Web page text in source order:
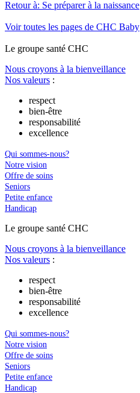
Retour à: Se préparer à la naissance
Voir toutes les pages de CHC Baby
Le groupe santé CHC
Nous croyons à la bienveillance
Nos valeurs :
respect
bien-être
responsabilité
excellence
Qui sommes-nous?
Notre vision
Offre de soins
Seniors
Petite enfance
Handicap
Le groupe santé CHC
Nous croyons à la bienveillance
Nos valeurs :
respect
bien-être
responsabilité
excellence
Qui sommes-nous?
Notre vision
Offre de soins
Seniors
Petite enfance
Handicap